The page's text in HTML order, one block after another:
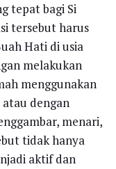
tepat bagi Si
tersebut harus
Hati di usia
melakukan
menggunakan
dengan
menari,
tidak hanya
aktif dan